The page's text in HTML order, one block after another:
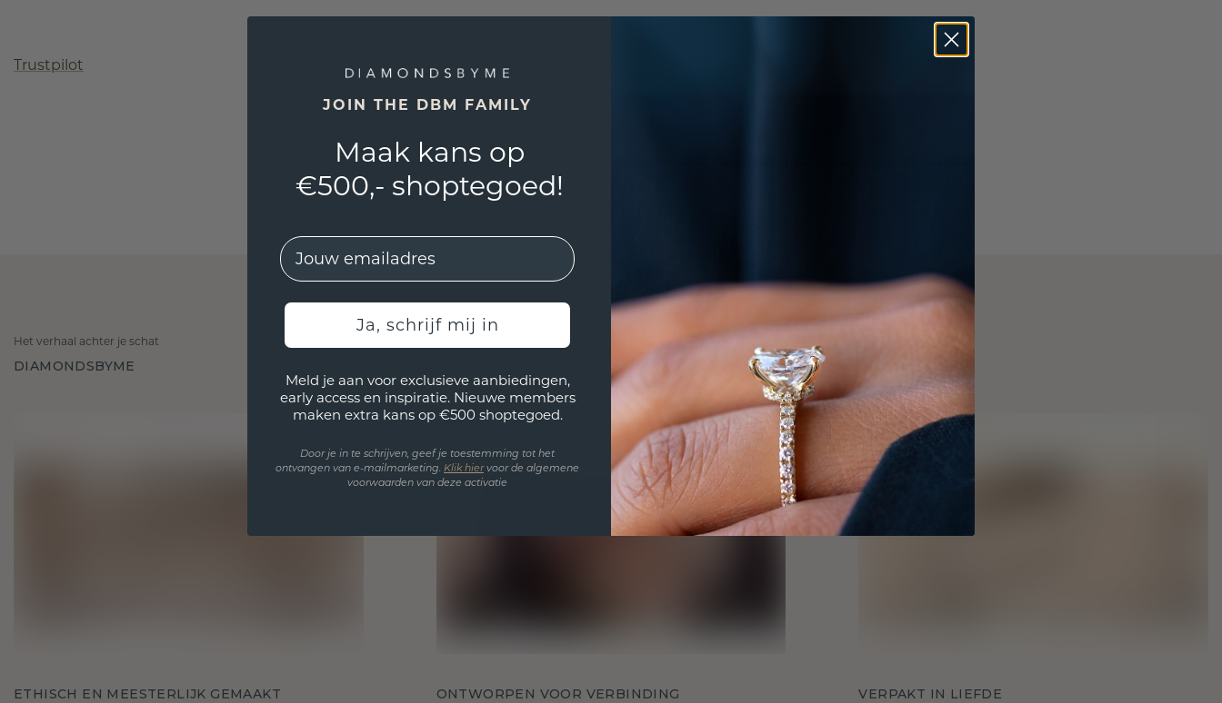
Trustpilot
Het verhaal achter je schat
DIAMONDSBYME
ETHISCH EN MEESTERLIJK GEMAAKT
ONTWORPEN VOOR VERBINDING
VERPAKT IN LIEFDE
JOIN THE DBM FAMILY
Maak kans op
€500,- shoptegoed!
EMail
Ja, schrijf mij in
Meld je aan voor exclusieve aanbiedingen,
early access en inspiratie. Nieuwe members
maken extra kans op €500 shoptegoed.
Door je in te schrijven, geef je toestemming tot het
ontvangen van e-mailmarketing. Klik hiervoor de algemene
voorwaarden van deze activatie